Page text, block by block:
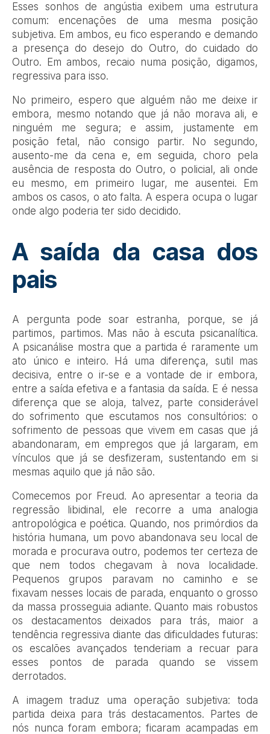
Esses sonhos de angústia exibem uma estrutura
comum: encenações de uma mesma posição
subjetiva. Em ambos, eu fico esperando e demando
a presença do desejo do Outro, do cuidado do
Outro. Em ambos, recaio numa posição, digamos,
regressiva para isso.
No primeiro, espero que alguém não me deixe ir
embora, mesmo notando que já não morava ali, e
ninguém me segura; e assim, justamente em
posição fetal, não consigo partir. No segundo,
ausento-me da cena e, em seguida, choro pela
ausência de resposta do Outro, o policial, ali onde
eu mesmo, em primeiro lugar, me ausentei. Em
ambos os casos, o ato falta. A espera ocupa o lugar
onde algo poderia ter sido decidido.
A saída da casa dos
pais
A pergunta pode soar estranha, porque, se já
partimos, partimos. Mas não à escuta psicanalítica.
A psicanálise mostra que a partida é raramente um
ato único e inteiro. Há uma diferença, sutil mas
decisiva, entre o ir-se e a vontade de ir embora,
entre a saída efetiva e a fantasia da saída. E é nessa
diferença que se aloja, talvez, parte considerável
do sofrimento que escutamos nos consultórios: o
sofrimento de pessoas que vivem em casas que já
abandonaram, em empregos que já largaram, em
vínculos que já se desfizeram, sustentando em si
mesmas aquilo que já não são.
Comecemos por Freud. Ao apresentar a teoria da
regressão libidinal, ele recorre a uma analogia
antropológica e poética. Quando, nos primórdios da
história humana, um povo abandonava seu local de
morada e procurava outro, podemos ter certeza de
que nem todos chegavam à nova localidade.
Pequenos grupos paravam no caminho e se
fixavam nesses locais de parada, enquanto o grosso
da massa prosseguia adiante. Quanto mais robustos
os destacamentos deixados para trás, maior a
tendência regressiva diante das dificuldades futuras:
os escalões avançados tenderiam a recuar para
esses pontos de parada quando se vissem
derrotados.
A imagem traduz uma operação subjetiva: toda
partida deixa para trás destacamentos. Partes de
nós nunca foram embora; ficaram acampadas em